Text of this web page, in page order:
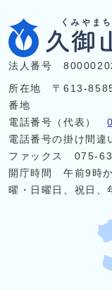
法人番号
所在地 〒613-8585
番地
電話番号（代表）
電話番号の掛け間違
ファックス 075-
開庁時間 午前9時
曜・日曜日、祝日、